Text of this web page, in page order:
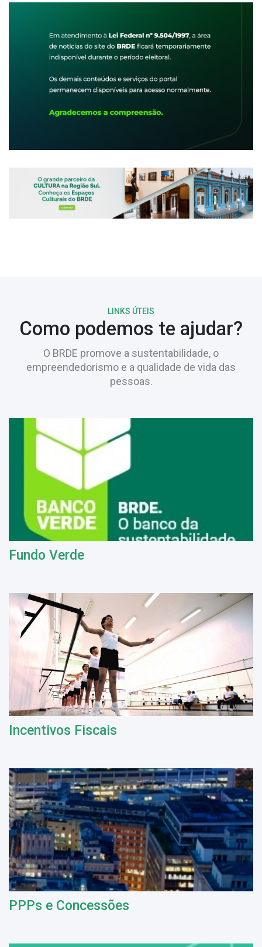
LINKS ÚTEIS
Como podemos te ajudar?
O BRDE promove a sustentabilidade, o
empreendedorismo e a qualidade de vida das
pessoas.
Fundo Verde
Incentivos Fiscais
PPPs e Concessões